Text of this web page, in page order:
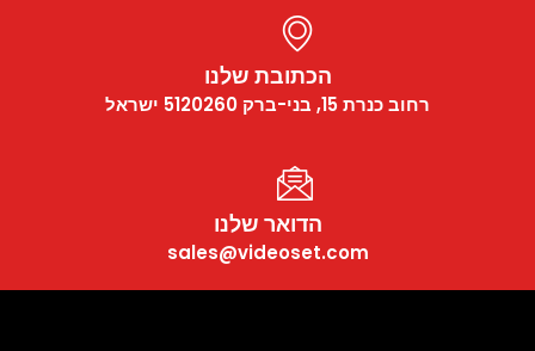
הכתובת שלנו
רחוב כנרת 15, בני-ברק 5120260 ישראל
הדואר שלנו
sales@videoset.com